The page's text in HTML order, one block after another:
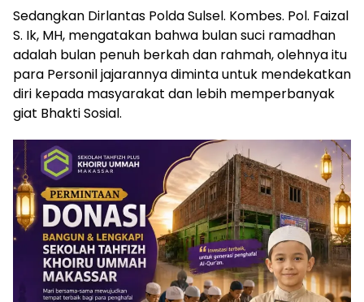
Sedangkan Dirlantas Polda Sulsel. Kombes. Pol. Faizal
S. Ik, MH, mengatakan bahwa bulan suci ramadhan
adalah bulan penuh berkah dan rahmah, olehnya itu
para Personil jajarannya diminta untuk mendekatkan
diri kepada masyarakat dan lebih memperbanyak
giat Bhakti Sosial.